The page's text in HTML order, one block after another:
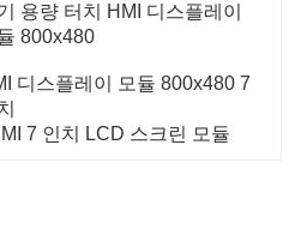
용량 터치 HMI 디스플레이
800x480
디스플레이 모듈 800x480 7
7 인치 LCD 스크린 모듈